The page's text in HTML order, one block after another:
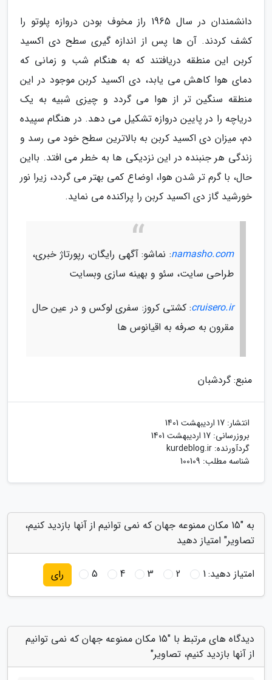
دانشمندان در سال 1965 راز مخوف بودن دروازه پلوتو را
کشف کردند. آن ها پس از اندازه گیری سطح دی اکسید
کربن این منطقه دریافتند که به هنگام شب و زمانی که
دمای هوا کاهش می یابد، دی اکسید کربن موجود در این
منطقه سنگین تر از هوا می گردد و چیزی شبیه به یک
دریاچه را در پایین دروازه تشکیل می دهد. در هنگام سپیده
دم، میزان دی اکسید کربن به بالاترین سطح خود می رسد و
زندگی هر جنبنده در این نزدیکی ها به خطر می افتد. بااین
حال، با گرم تر شدن هوا، اوضاع کمی بهتر می گردد، زیرا نور
خورشید گاز دی اکسید کربن را پراکنده می نماید.
namasho.com: نماشو: آگهی رایگان، رپورتاژ خبری،
طراحی سایت، سئو و بهینه سازی وبسایت
cruisero.ir: کشتی کروز: سفری لوکس و در عین حال
مقرون به صرفه به اقیانوس ها
منبع: گردشبان
انتشار: 17 اردیبهشت 1401
بروزرسانی: 17 اردیبهشت 1401
گردآورنده: kurdeblog.ir
شناسه مطلب: 100109
به "15 مکان ممنوعه جهان که نمی توانیم از آنها بازدید کنیم،
تصاویر" امتیاز دهید
امتیاز دهید:1
2
3
4
5 رای
دیدگاه های مرتبط با "15 مکان ممنوعه جهان که نمی توانیم
از آنها بازدید کنیم، تصاویر"